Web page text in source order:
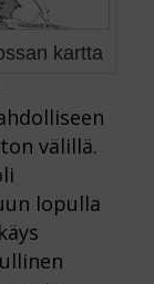
kartta
välillä.
lopulla